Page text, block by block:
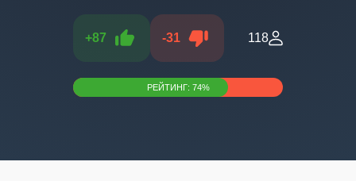
+87 -31 118
РЕЙТИНГ: 74%